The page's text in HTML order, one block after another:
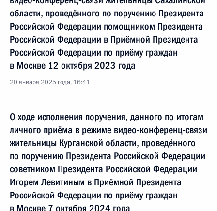
области, проведённого по поручению Президента
Российской Федерации помощником Президента
Российской Федерации в Приёмной Президента
Российской Федерации по приёму граждан
в Москве 12 октября 2023 года
20 января 2025 года, 16:41
О ходе исполнения поручения, данного по итогам
личного приёма в режиме видео-конференц-связи
жительницы Курганской области, проведённого
по поручению Президента Российской Федерации
советником Президента Российской Федерации
Игорем Левитиным в Приёмной Президента
Российской Федерации по приёму граждан
в Москве 7 октября 2024 года